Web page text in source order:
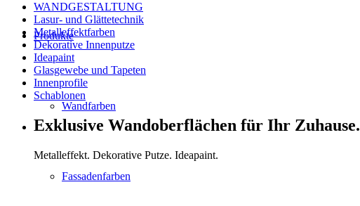
Produkte
Wandfarben
Fassadenfarben
WANDGESTALTUNG
Lasur- und Glättetechnik
Metalleffektfarben
Dekorative Innenputze
Ideapaint
Glasgewebe und Tapeten
Innenprofile
Schablonen
Exklusive Wandoberflächen für Ihr Zuhause.
Metalleffekt. Dekorative Putze. Ideapaint.